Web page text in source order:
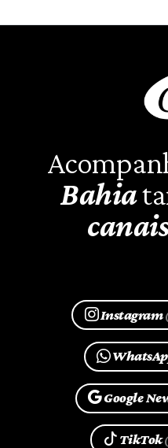
Bahia
Instagram
Google
TikTok